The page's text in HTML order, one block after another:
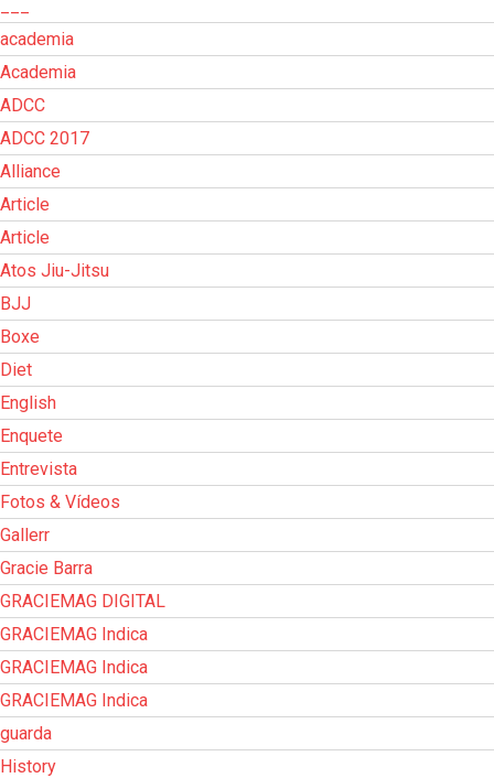
academia
Academia
ADCC
ADCC 2017
Alliance
Article
Article
Atos Jiu-Jitsu
BJJ
Boxe
Diet
English
Enquete
Entrevista
Fotos & Vídeos
Gallerr
Gracie Barra
GRACIEMAG DIGITAL
GRACIEMAG Indica
GRACIEMAG Indica
GRACIEMAG Indica
guarda
History